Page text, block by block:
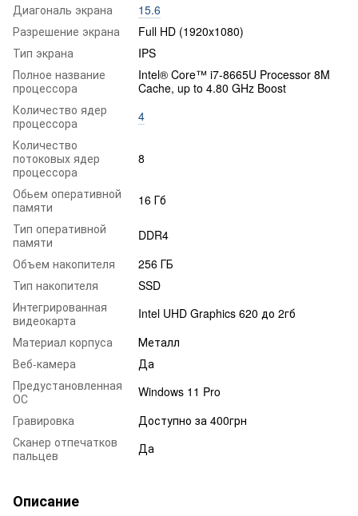
Диагональ экрана
15.6
Разрешение экрана
Full HD (1920x1080)
Тип экрана
IPS
Полное название
процессора
Intel® Core™ i7-8665U Processor 8M
Cache, up to 4.80 GHz Boost
Количество ядер
процессора
4
Количество
потоковых ядер
процессора
8
Обьем оперативной
памяти
16 Гб
Тип оперативной
памяти
DDR4
Объем накопителя
256 ГБ
Тип накопителя
SSD
Интегрированная
видеокарта
Intel UHD Graphics 620 до 2гб
Материал корпуса
Металл
Веб-камера
Да
Предустановленная
ОС
Windows 11 Pro
Гравировка
Доступно за 400грн
Сканер отпечатков
пальцев
Да
Описание